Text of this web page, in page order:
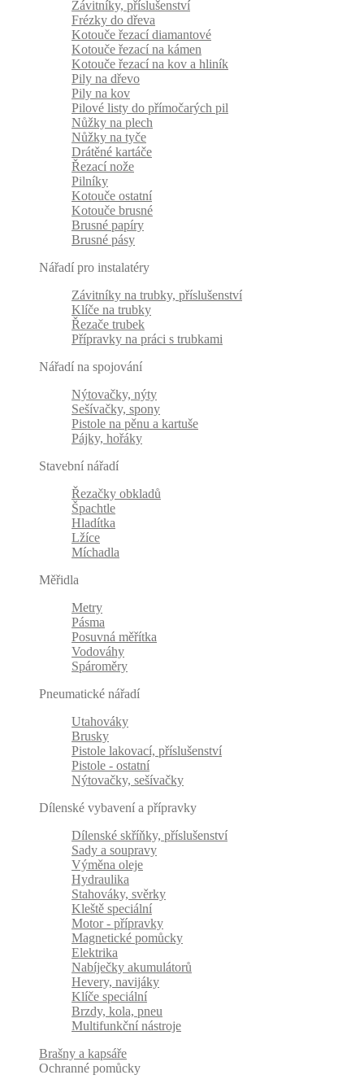
Závitníky, příslušenství
Frézky do dřeva
Kotouče řezací diamantové
Kotouče řezací na kámen
Kotouče řezací na kov a hliník
Pily na dřevo
Pily na kov
Pilové listy do přímočarých pil
Nůžky na plech
Nůžky na tyče
Drátěné kartáče
Řezací nože
Pilníky
Kotouče ostatní
Kotouče brusné
Brusné papíry
Brusné pásy
Nářadí pro instalatéry
Závitníky na trubky, příslušenství
Klíče na trubky
Řezače trubek
Přípravky na práci s trubkami
Nářadí na spojování
Nýtovačky, nýty
Sešívačky, spony
Pistole na pěnu a kartuše
Pájky, hořáky
Stavební nářadí
Řezačky obkladů
Špachtle
Hladítka
Lžíce
Míchadla
Měřidla
Metry
Pásma
Posuvná měřítka
Vodováhy
Spároměry
Pneumatické nářadí
Utahováky
Brusky
Pistole lakovací, příslušenství
Pistole - ostatní
Nýtovačky, sešívačky
Dílenské vybavení a přípravky
Dílenské skříňky, příslušenství
Sady a soupravy
Výměna oleje
Hydraulika
Stahováky, svěrky
Kleště speciální
Motor - přípravky
Magnetické pomůcky
Elektrika
Nabíječky akumulátorů
Hevery, navijáky
Klíče speciální
Brzdy, kola, pneu
Multifunkční nástroje
Brašny a kapsáře
Ochranné pomůcky